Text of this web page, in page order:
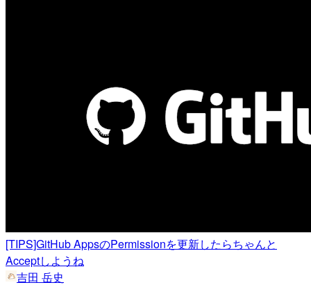
[TIPS]GitHub AppsのPermissionを更新したらちゃんと
Acceptしようね
吉田 岳史